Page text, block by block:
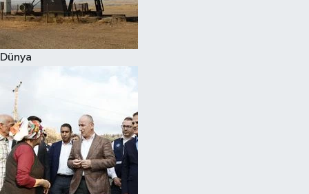
Dünya
Hava Durumu
Kadın
Kültür Sanat
Sağlık
Siyaset